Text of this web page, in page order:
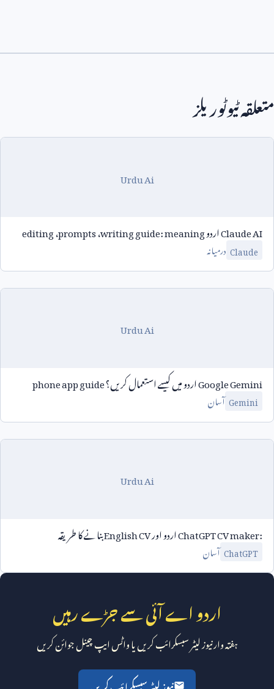
متعلقہ ٹیوٹوریلز
Urdu Ai
Claude AIاردوwriting guide: meaning،prompts،editing
Claude درمیانہ
Urdu Ai
Google Geminiاردو میں کیسے استعمال کریں؟phone app guide
Geminiآسان
Urdu Ai
ChatGPT CV maker:اردو اورEnglish CVبنانے کا طریقہ
ChatGPTآسان
اردو اے آئی سے جڑے رہیں
ہفتہ وار نیوز لیٹر سبسکرائب کریں یا واٹس ایپ چینل جوائن کریں